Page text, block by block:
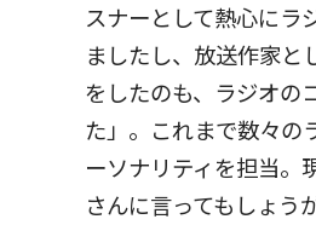
スナーとして熱心にラ
ましたし、放送作家と
をしたのも、ラジオの
た」。これまで数々の
ーソナリティを担当。
さんに言ってもしょう